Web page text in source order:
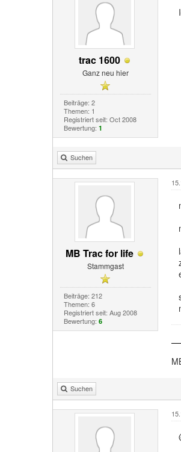
trac 1600
Ganz neu hier
Beiträge: 2
Themen: 1
Registriert seit: Oct 2008
Bewertung: 1
Suchen
MB Trac for life
Stammgast
Beiträge: 212
Themen: 6
Registriert seit: Aug 2008
Bewertung: 6
Suchen